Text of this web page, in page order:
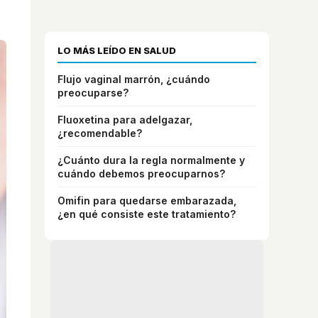
LO MÁS LEÍDO EN SALUD
Flujo vaginal marrón, ¿cuándo
preocuparse?
Fluoxetina para adelgazar,
¿recomendable?
¿Cuánto dura la regla normalmente y
cuándo debemos preocuparnos?
Omifin para quedarse embarazada,
¿en qué consiste este tratamiento?